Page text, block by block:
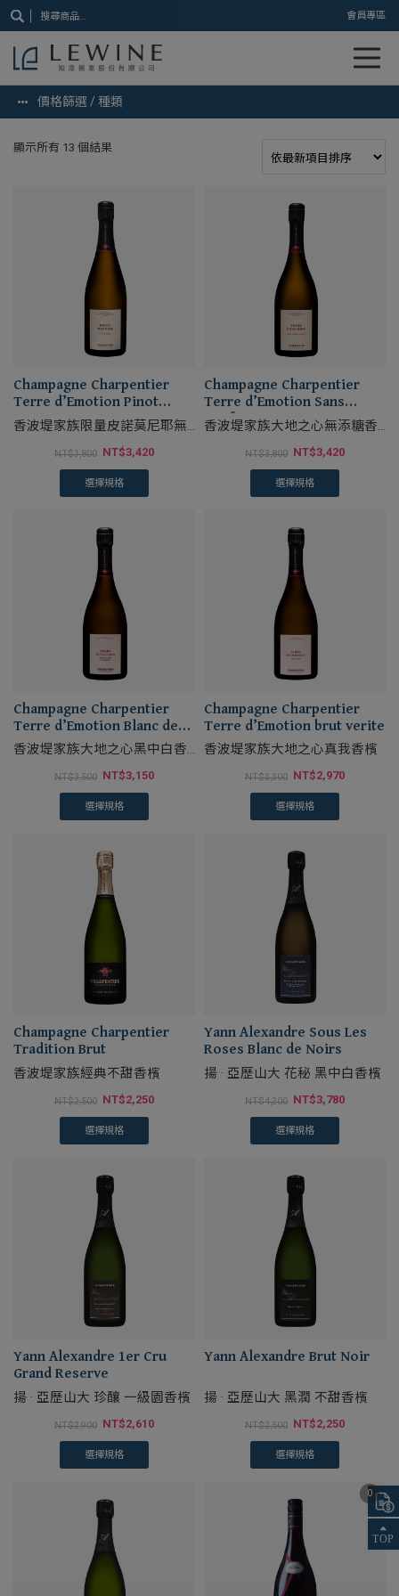
會員專區
價格篩選 / 種類
顯示所有 13 個結果
Champagne Charpentier
Terre d’Emotion Pinot
Meunier Zero Dosage
香波堤家族限量皮諾莫尼耶無
NT$3,800 NT$3,420
選擇規格
Champagne Charpentier
Terre d’Emotion Sans
Soufre ajoute Brut Nature
香波堤家族大地之心無添糖香
NT$3,800 NT$3,420
選擇規格
Champagne Charpentier
Terre d’Emotion Blanc de
Noirs Extra Brut
香波堤家族大地之心黑中白香
NT$3,500 NT$3,150
選擇規格
Champagne Charpentier
Terre d’Emotion brut verite
香波堤家族大地之心真我香檳
NT$3,300 NT$2,970
選擇規格
Champagne Charpentier
Tradition Brut
香波堤家族經典不甜香檳
NT$2,500 NT$2,250
選擇規格
Yann Alexandre Sous Les
Roses Blanc de Noirs
揚 · 亞歷山大 花秘 黑中白香檳
NT$4,200 NT$3,780
選擇規格
Yann Alexandre 1er Cru
Grand Reserve
揚 · 亞歷山大 珍釀 一級園香檳
NT$2,900 NT$2,610
選擇規格
Yann Alexandre Brut Noir
揚 · 亞歷山大 黑潤 不甜香檳
NT$2,500 NT$2,250
選擇規格
0